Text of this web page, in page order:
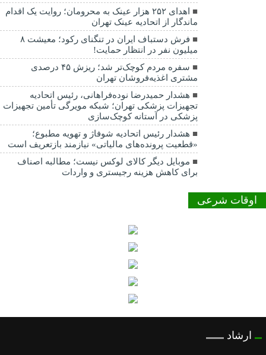
اهدای ۲۵۲ هزار عینک به محرومان؛ روایت یک اقدام
ماندگار از اتحادیه عینک تهران
فرش دستباف ایران در تنگنای رکود؛ معیشت ۸
میلیون نفر در انتظار حمایت!
سفره مردم کوچک‌تر شد؛ ریزش ۴۵ درصدی
مشتری اغذیه‌فروشان تهران
هشدار حمیدرضا نوده‌فراهانی، رئیس اتحادیه
تجهیزات پزشکی تهران؛ شبکه مویرگی تأمین تجهیزات
پزشکی در آستانه کوچک‌سازی
هشدار رئیس اتحادیه شوفاژ و تهویه مطبوع؛
«قطعیت پرونده‌های مالیاتی» نیازمند بازتعریف است
موبایل دیگر کالای لوکس نیست؛ مطالبه اصناف
برای کاهش هزینه رجیستری و واردات
اوقات شرعی
ارشاد